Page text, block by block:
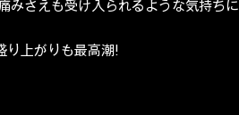
みさえも受け入られるような気持ちに
り上がりも最高潮!